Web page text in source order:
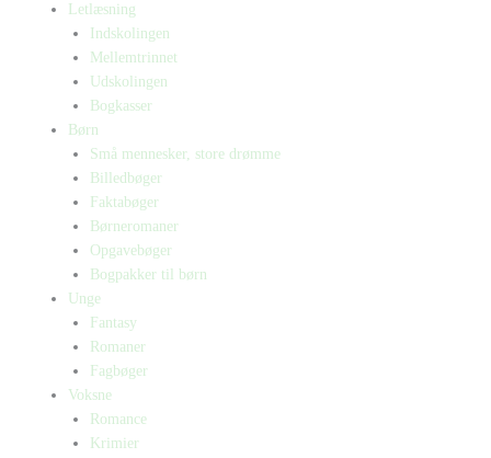
Letlæsning
Indskolingen
Mellemtrinnet
Udskolingen
Bogkasser
Børn
Små mennesker, store drømme
Billedbøger
Faktabøger
Børneromaner
Opgavebøger
Bogpakker til børn
Unge
Fantasy
Romaner
Fagbøger
Voksne
Romance
Krimier